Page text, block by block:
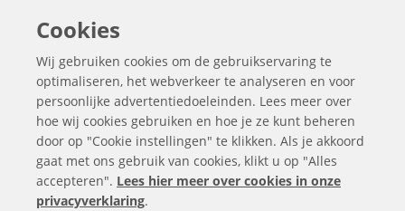
Ook Interessant
Contactgegevens
Cookies
Wij gebruiken cookies om de gebruikservaring te
optimaliseren, het webverkeer te analyseren en voor
persoonlijke advertentiedoeleinden. Lees meer over
hoe wij cookies gebruiken en hoe je ze kunt beheren
door op "Cookie instellingen" te klikken. Als je akkoord
gaat met ons gebruik van cookies, klikt u op "Alles
accepteren". Lees hier meer over cookies in onze
privacyverklaring.